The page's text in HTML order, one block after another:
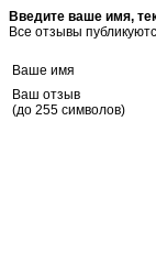
Введите ваше имя,
Все отзывы
Ваше имя
Ваш отзыв
(до 255 символов)